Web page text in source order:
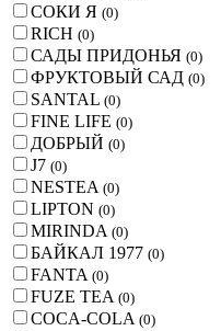
СОКИ Я (0)
RICH (0)
САДЫ ПРИДОНЬЯ (0)
ФРУКТОВЫЙ САД (0)
SANTAL (0)
FINE LIFE (0)
ДОБРЫЙ (0)
J7 (0)
NESTEA (0)
LIPTON (0)
MIRINDA (0)
БАЙКАЛ 1977 (0)
FANTA (0)
FUZE TEA (0)
COCA-COLA (0)